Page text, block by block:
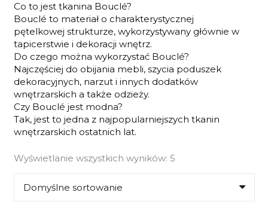
Co to jest tkanina Bouclé?
Bouclé to materiał o charakterystycznej
pętelkowej strukturze, wykorzystywany głównie w
tapicerstwie i dekoracji wnętrz.
Do czego można wykorzystać Bouclé?
Najczęściej do obijania mebli, szycia poduszek
dekoracyjnych, narzut i innych dodatków
wnętrzarskich a także odzieży.
Czy Bouclé jest modna?
Tak, jest to jedna z najpopularniejszych tkanin
wnętrzarskich ostatnich lat.
Wyświetlanie wszystkich wyników: 5